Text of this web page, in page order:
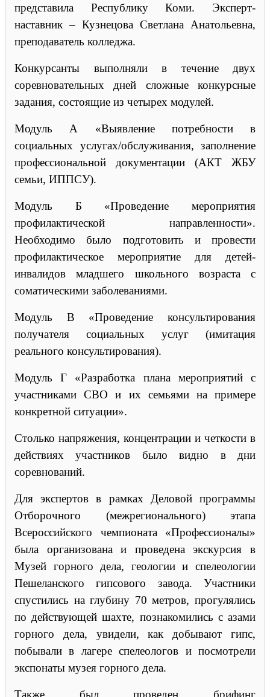
представила Республику Коми. Эксперт-
наставник – Кузнецова Светлана Анатольевна,
преподаватель колледжа.
Конкурсанты выполняли в течение двух
соревновательных дней сложные конкурсные
задания, состоящие из четырех модулей.
Модуль А «Выявление потребности в
социальных услугах/обслуживания, заполнение
профессиональной документации (АКТ ЖБУ
семьи, ИППСУ).
Модуль Б «Проведение мероприятия
профилактической направленности».
Необходимо было подготовить и провести
профилактическое мероприятие для детей-
инвалидов младшего школьного возраста с
соматическими заболеваниями.
Модуль В «Проведение консультирования
получателя социальных услуг (имитация
реального консультирования).
Модуль Г «Разработка плана мероприятий с
участниками СВО и их семьями на примере
конкретной ситуации».
Столько напряжения, концентрации и четкости в
действиях участников было видно в дни
соревнований.
Для экспертов в рамках Деловой программы
Отборочного (межрегионального) этапа
Всероссийского чемпионата «Профессионалы»
была организована и проведена экскурсия в
Музей горного дела, геологии и спелеологии
Пешеланского гипсового завода. Участники
спустились на глубину 70 метров, прогулялись
по действующей шахте, познакомились с азами
горного дела, увидели, как добывают гипс,
побывали в лагере спелеологов и посмотрели
экспонаты музея горного дела.
Также был проведен брифинг